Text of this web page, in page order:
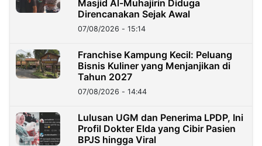
Masjid Al-Muhajirin Diduga
Direncanakan Sejak Awal
07/08/2026 - 15:14
Franchise Kampung Kecil: Peluang
Bisnis Kuliner yang Menjanjikan di
Tahun 2027
07/08/2026 - 14:44
Lulusan UGM dan Penerima LPDP, Ini
Profil Dokter Elda yang Cibir Pasien
BPJS hingga Viral